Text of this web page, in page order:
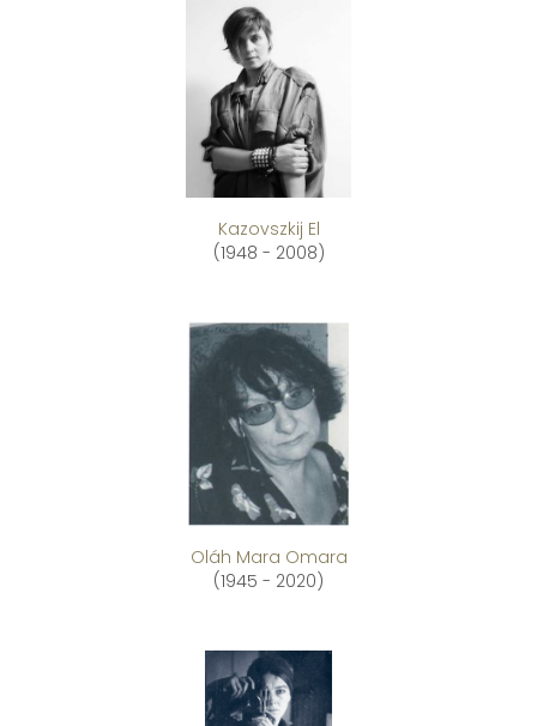
Kazovszkij El
(1948 - 2008)
Oláh Mara Omara
(1945 - 2020)